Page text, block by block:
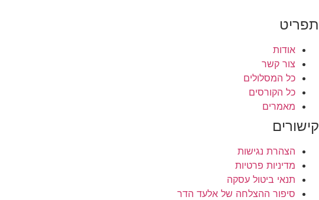
תפריט
אודות
צור קשר
כל המסלולים
כל הקורסים
מאמרים
קישורים
הצהרת נגישות
מדיניות פרטיות
תנאי ביטול עסקה
סיפור ההצלחה של אלעד הדר